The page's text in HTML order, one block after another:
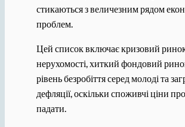
стикаються з величезним рядом
проблем.
Цей список включає кризовий
нерухомості, хиткий фондовий
рівень безробіття серед молоді та
дефляції, оскільки споживчі ціни
падати.